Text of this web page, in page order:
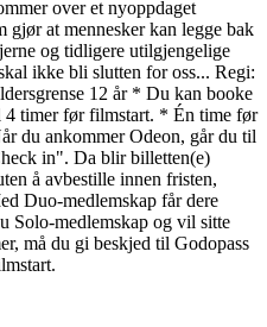
over et nyoppdaget
gjør at mennesker kan legge bak
og tidligere utilgjengelige
ikke bli slutten for oss... Regi:
12 år * Du kan booke
4 timer før filmstart. * Én time før
du ankommer Odeon, går du til
in". Da blir billetten(e)
å avbestille innen fristen,
Duo-medlemskap får dere
Solo-medlemskap og vil sitte
må du gi beskjed til Godopass